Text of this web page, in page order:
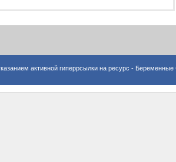
активной гиперрсылки на ресурс - Беременные